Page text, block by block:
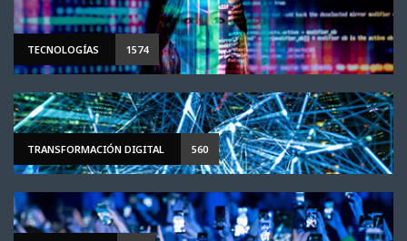
TECNOLOGÍAS 1574
TRANSFORMACIÓN DIGITAL 560